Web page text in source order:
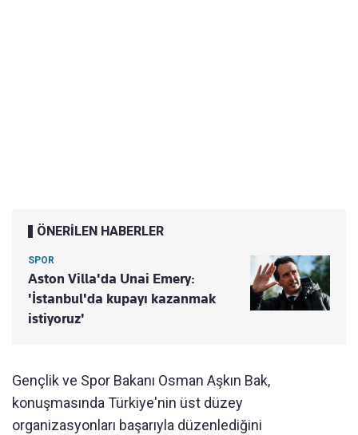
ÖNERİLEN HABERLER
SPOR
Aston Villa'da Unai Emery:
'İstanbul'da kupayı kazanmak
istiyoruz'
Gençlik ve Spor Bakanı Osman Aşkın Bak,
konuşmasında Türkiye'nin üst düzey
organizasyonları başarıyla düzenlediğini